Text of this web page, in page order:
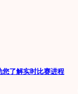
了解实时比赛进程